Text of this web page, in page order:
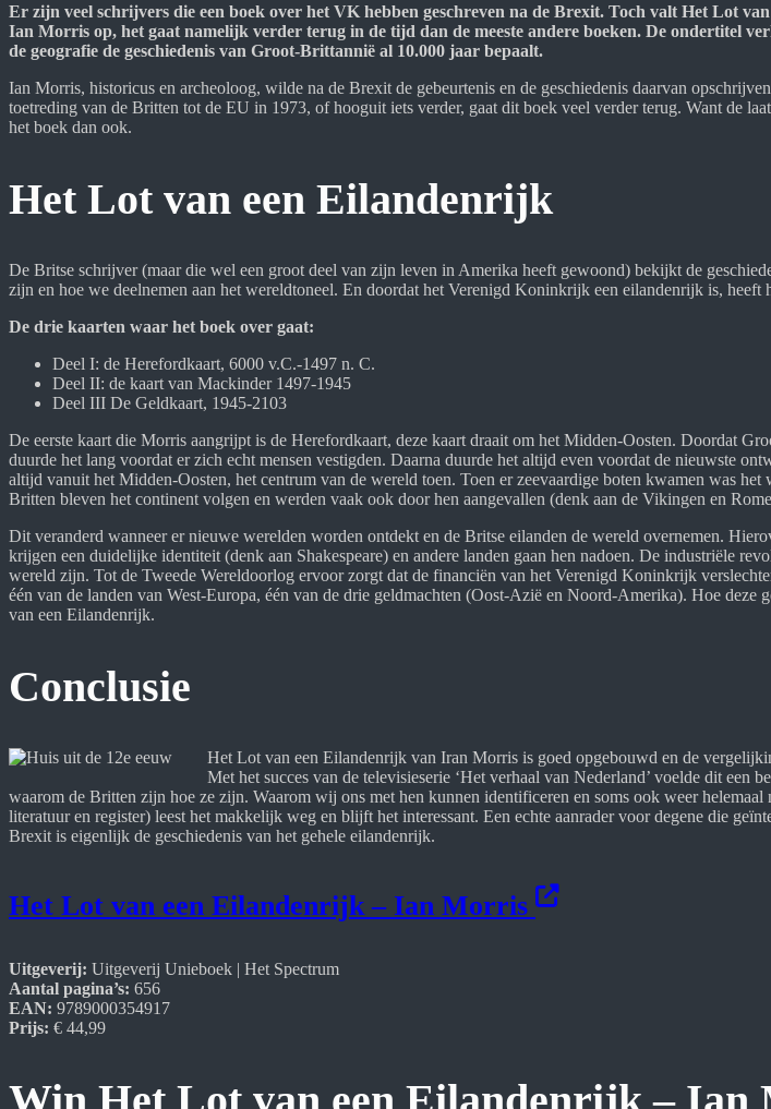
Er zijn veel schrijvers die een boek over het VK hebben geschreven na de Brexit. Toch valt Het Lot
Ian Morris op, het gaat namelijk verder terug in de tijd dan de meeste andere boeken. De ondertitel
de geografie de geschiedenis van Groot-Brittannië al 10.000 jaar bepaalt.
Ian Morris, historicus en archeoloog, wilde na de Brexit de gebeurtenis en de geschiedenis daarvan
toetreding van de Britten tot de EU in 1973, of hooguit iets verder, gaat dit boek veel verder terug. Want de
het boek dan ook.
Het Lot van een Eilandenrijk
De Britse schrijver (maar die wel een groot deel van zijn leven in Amerika heeft gewoond) bekijkt de
zijn en hoe we deelnemen aan het wereldtoneel. En doordat het Verenigd Koninkrijk een eilandenrijk is,
De drie kaarten waar het boek over gaat:
Deel I: de Herefordkaart, 6000 v.C.-1497 n. C.
Deel II: de kaart van Mackinder 1497-1945
Deel III De Geldkaart, 1945-2103
De eerste kaart die Morris aangrijpt is de Herefordkaart, deze kaart draait om het Midden-Oosten. Doordat
duurde het lang voordat er zich echt mensen vestigden. Daarna duurde het altijd even voordat de nieuwste
altijd vanuit het Midden-Oosten, het centrum van de wereld toen. Toen er zeevaardige boten kwamen was het
Britten bleven het continent volgen en werden vaak ook door hen aangevallen (denk aan de Vikingen en
Dit veranderd wanneer er nieuwe werelden worden ontdekt en de Britse eilanden de wereld overnemen.
krijgen een duidelijke identiteit (denk aan Shakespeare) en andere landen gaan hen nadoen. De industriële
wereld zijn. Tot de Tweede Wereldoorlog ervoor zorgt dat de financiën van het Verenigd Koninkrijk
één van de landen van West-Europa, één van de drie geldmachten (Oost-Azië en Noord-Amerika). Hoe
van een Eilandenrijk.
Conclusie
Het Lot van een Eilandenrijk van Iran Morris is goed opgebouwd en de
Met het succes van de televisieserie ‘Het verhaal van Nederland’ voelde dit een
waarom de Britten zijn hoe ze zijn. Waarom wij ons met hen kunnen identificeren en soms ook weer
literatuur en register) leest het makkelijk weg en blijft het interessant. Een echte aanrader voor degene die
Brexit is eigenlijk de geschiedenis van het gehele eilandenrijk.
Het Lot van een Eilandenrijk – Ian Morris
Uitgeverij: Uitgeverij Unieboek | Het Spectrum
Aantal pagina’s: 656
EAN: 9789000354917
Prijs: € 44,99